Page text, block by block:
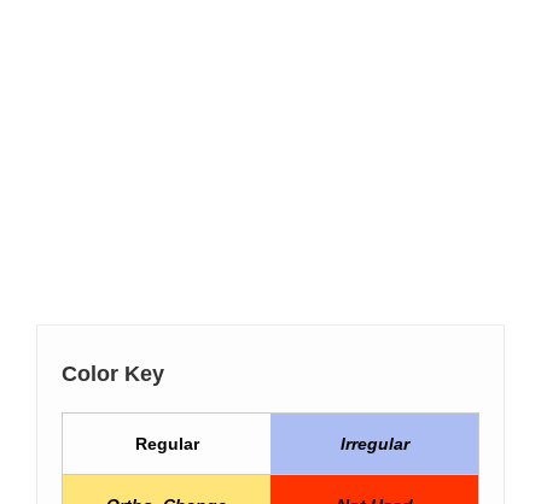
Color Key
Regular Irregular